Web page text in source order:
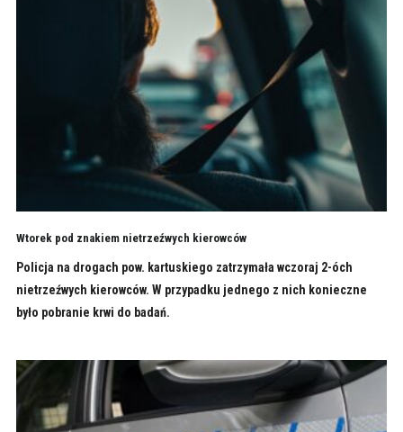
Wtorek pod znakiem nietrzeźwych kierowców
Policja na drogach pow. kartuskiego zatrzymała wczoraj 2-óch
nietrzeźwych kierowców. W przypadku jednego z nich konieczne
było pobranie krwi do badań.